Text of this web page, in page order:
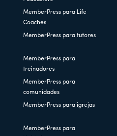
MemberPress para Life
Coaches
MemberPress para tutores
MemberPress para
treinadores
MemberPress para
comunidades
MemberPress para igrejas
MemberPress para